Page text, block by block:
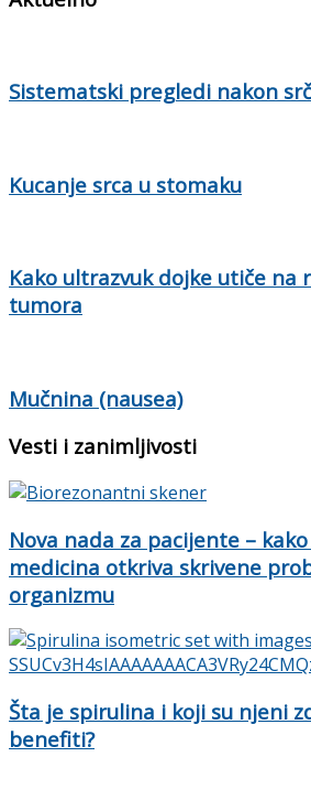
Sistematski pregledi nakon
Kucanje srca u stomaku
Kako ultrazvuk dojke utiče na
tumora
Mučnina (nausea)
Vesti i zanimljivosti
Nova nada za pacijente –
medicina otkriva skrivene
organizmu
Šta je spirulina i koji su njeni
benefiti?